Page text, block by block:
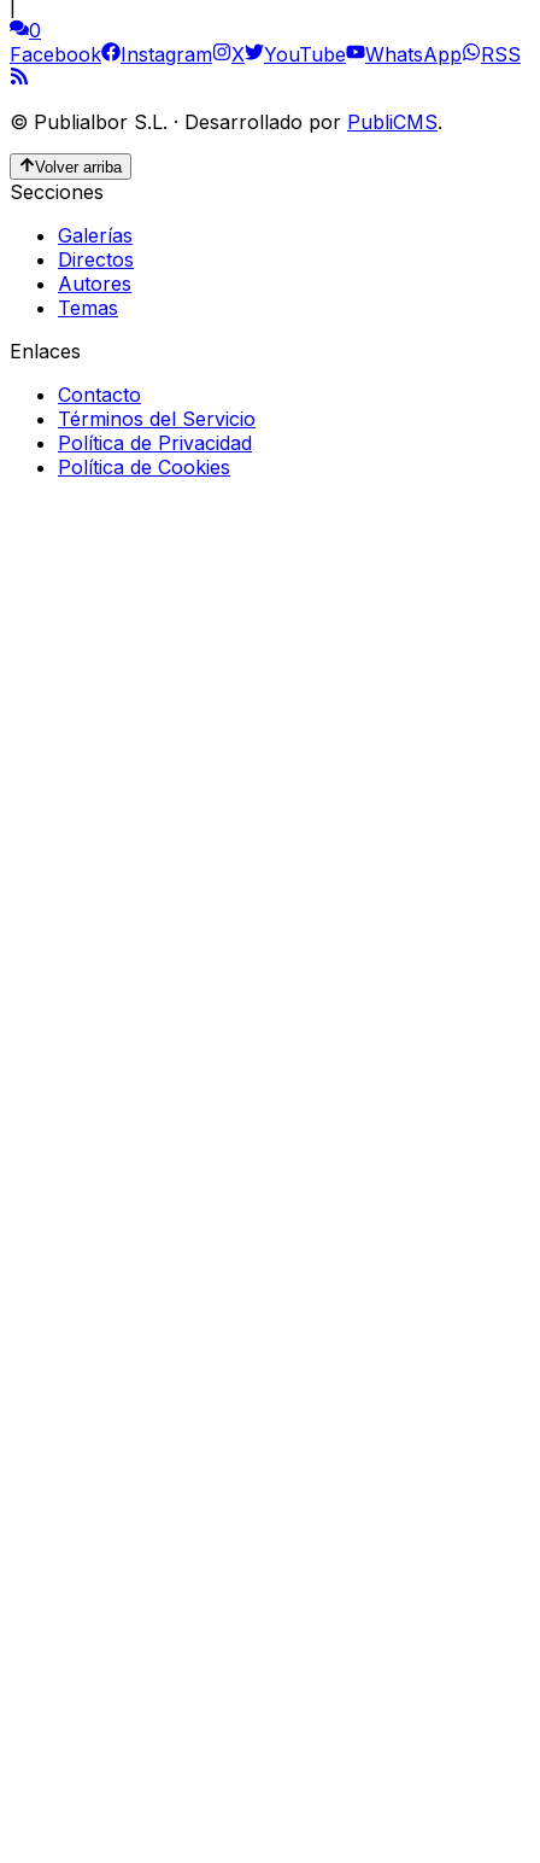
0
Facebook
Instagram X YouTube WhatsApp RSS
© Publialbor S.L. · Desarrollado por PubliCMS.
Volver arriba
Secciones
Galerías
Directos
Autores
Temas
Enlaces
Contacto
Términos del Servicio
Política de Privacidad
Política de Cookies